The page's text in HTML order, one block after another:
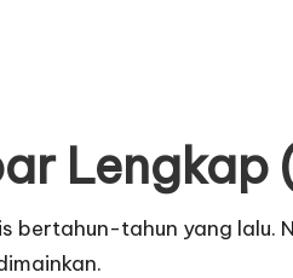
bertahun-tahun yang lalu.